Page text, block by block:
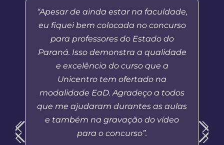
“Apesar de ainda estar na faculdade,
eu fiquei bem colocada no concurso
para professores do Estado do
Paraná. Isso demonstra a qualidade
e excelência do curso que a
Unicentro tem ofertado na
modalidade EaD. Agradeço a todos
que me ajudaram durantes as aulas
e também na gravação do vídeo
para o concurso”.